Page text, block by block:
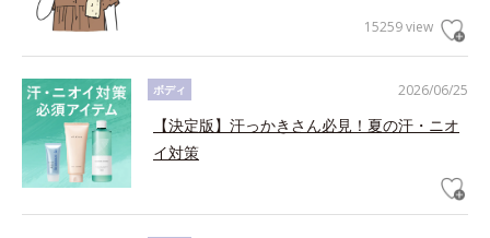
15259 view
2026/06/25
ボディ
【決定版】汗っかきさん必見！夏の汗・ニオ
イ対策